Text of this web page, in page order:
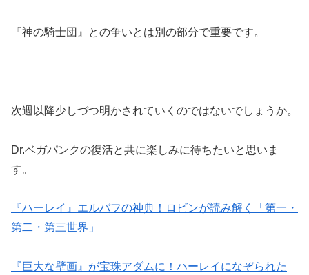
『神の騎士団』との争いとは別の部分で重要です。
次週以降少しづつ明かされていくのではないでしょうか。
Dr.ベガパンクの復活と共に楽しみに待ちたいと思いま
す。
『ハーレイ』エルバフの神典！ロビンが読み解く「第一・
第二・第三世界」
『巨大な壁画』が宝珠アダムに！ハーレイになぞられた